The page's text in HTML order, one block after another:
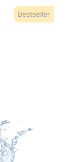
Bestseller